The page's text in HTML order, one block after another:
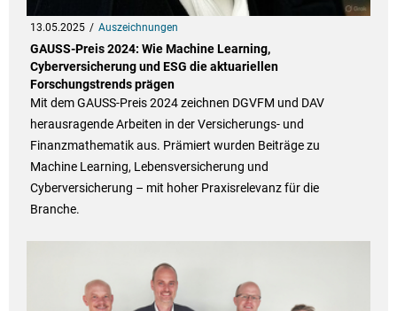
13.05.2025 Auszeichnungen
GAUSS-Preis 2024: Wie Machine Learning,
Cyberversicherung und ESG die aktuariellen
Forschungstrends prägen
Mit dem GAUSS-Preis 2024 zeichnen DGVFM und DAV
herausragende Arbeiten in der Versicherungs- und
Finanzmathematik aus. Prämiert wurden Beiträge zu
Machine Learning, Lebensversicherung und
Cyberversicherung – mit hoher Praxisrelevanz für die
Branche.